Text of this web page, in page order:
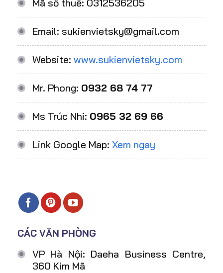
Mã số thuế: 0312536205
Email: sukienvietsky@gmail.com
Website: www.sukienvietsky.com
Mr. Phong: 0932 68 74 77
Ms Trúc Nhi: 0965 32 69 66
Link Google Map: Xem ngay
CÁC VĂN PHÒNG
VP Hà Nội: Daeha Business Centre,
360 Kim Mã